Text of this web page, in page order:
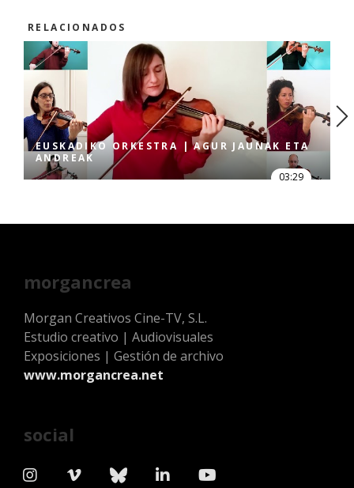
RELACIONADOS
EUSKADIKO ORKESTRA | AGUR JAUNAK ETA
ANDREAK
03:29
morgancrea
Morgan Creativos Cine-TV, S.L.
Estudio creativo | Audiovisuales
Exposiciones | Gestión de archivo
www.morgancrea.net
social